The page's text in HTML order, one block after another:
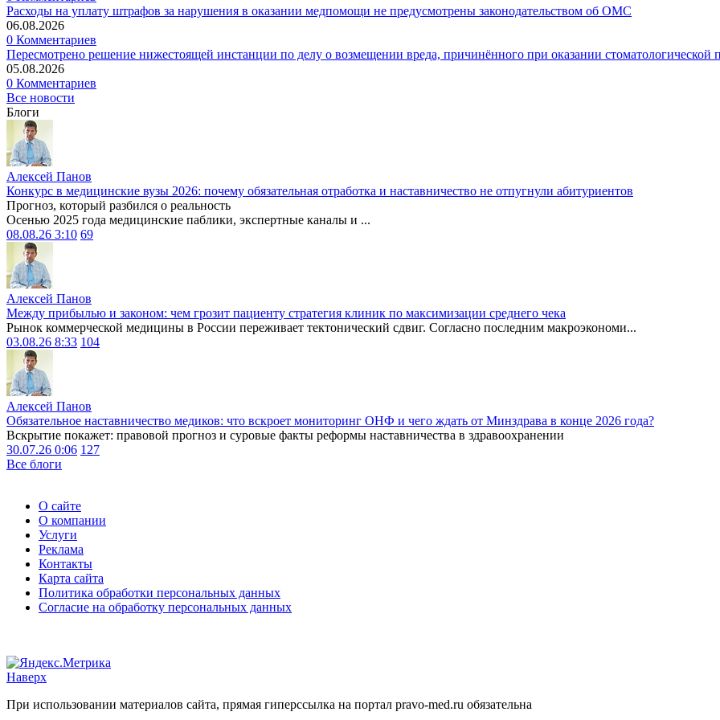
Расходы на уплату штрафов за нарушения в оказании медпомощи не предусмотрены законодательством об ОМС
06.08.2026
0 Комментариев
Пересмотрено решение нижестоящей инстанции по делу о возмещении вреда, причинённого при оказании стоматологической
05.08.2026
0 Комментариев
Все новости
Блоги
Алексей Панов
Конкурс в медицинские вузы 2026: почему обязательная отработка и наставничество не отпугнули абитуриентов
Прогноз, который разбился о реальность
Осенью 2025 года медицинские паблики, экспертные каналы и ...
08.08.26 3:10 69
Алексей Панов
Между прибылью и законом: чем грозит пациенту стратегия клиник по максимизации среднего чека
Рынок коммерческой медицины в России переживает тектонический сдвиг. Согласно последним макроэкономи...
03.08.26 8:33 104
Алексей Панов
Обязательное наставничество медиков: что вскроет мониторинг ОНФ и чего ждать от Минздрава в конце 2026 года?
Вскрытие покажет: правовой прогноз и суровые факты реформы наставничества в здравоохранении
30.07.26 0:06 127
Все блоги
О сайте
О компании
Услуги
Реклама
Контакты
Карта сайта
Политика обработки персональных данных
Согласие на обработку персональных данных
Наверх
При использовании материалов сайта, прямая гиперссылка на портал pravo-med.ru обязательна